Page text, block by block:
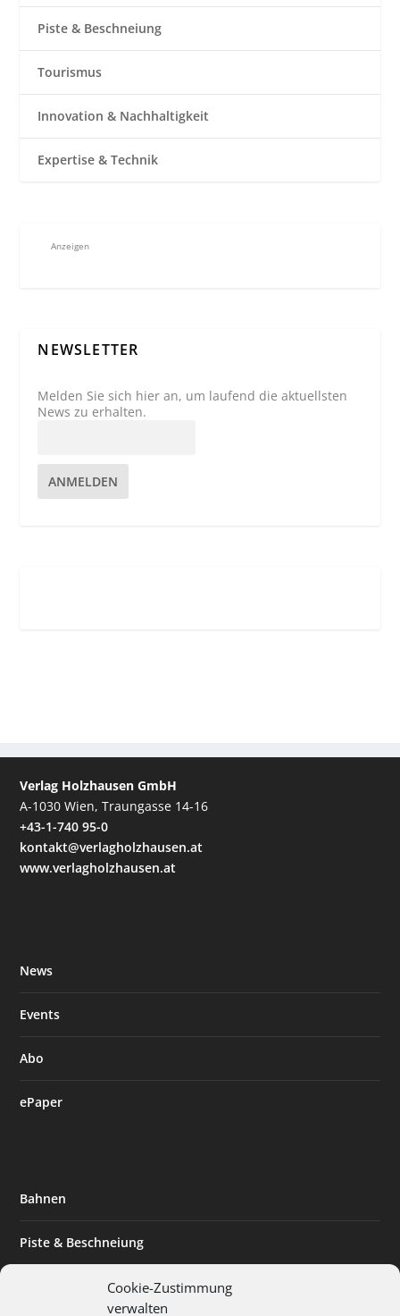
Cookie-Zustimmung
verwalten
Piste & Beschneiung
Tourismus
Innovation & Nachhaltigkeit
Expertise & Technik
Anzeigen
NEWSLETTER
Melden Sie sich hier an, um laufend die aktuellsten
News zu erhalten.
ANMELDEN
Verlag Holzhausen GmbH
A-1030 Wien, Traungasse 14-16
+43-1-740 95-0
kontakt@verlagholzhausen.at
www.verlagholzhausen.at
News
Events
Abo
ePaper
Bahnen
Piste & Beschneiung